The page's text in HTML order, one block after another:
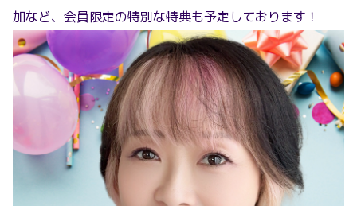
加など、会員限定の特別な特典も予定しております！